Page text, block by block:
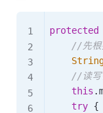
protected
//先根
//读写
this .
try {